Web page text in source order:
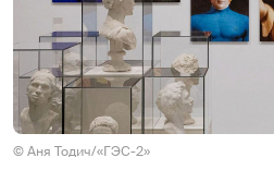
© Аня Тодич/«ГЭС-2»